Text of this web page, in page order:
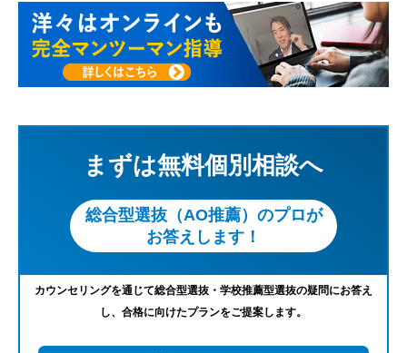
まずは無料個別相談へ
総合型選抜（AO推薦）のプロが
お答えします！
カウンセリングを通じて総合型選抜・学校推薦型選抜の疑問にお答え
し、合格に向けたプランをご提案します。